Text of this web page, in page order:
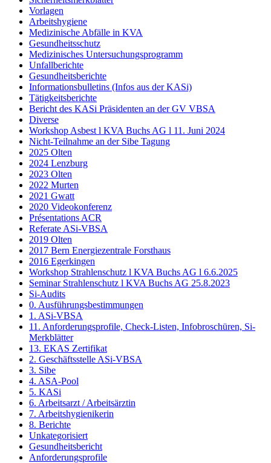
Vorlagen
Arbeitshygiene
Medizinische Abfälle in KVA
Gesundheitsschutz
Medizinisches Untersuchungsprogramm
Unfallberichte
Gesundheitsberichte
Informationsbulletins (Infos aus der KASi)
Tätigkeitsberichte
Bericht des KASi Präsidenten an der GV VBSA
Diverse
Workshop Asbest l KVA Buchs AG l 11. Juni 2024
Nicht-Teilnahme an der Sibe Tagung
2025 Olten
2024 Lenzburg
2023 Olten
2022 Murten
2021 Gwatt
2020 Videokonferenz
Présentations ACR
Referate ASi-VBSA
2019 Olten
2017 Bern Energiezentrale Forsthaus
2016 Egerkingen
Workshop Strahlenschutz l KVA Buchs AG l 6.6.2025
Seminar Strahlenschutz l KVA Buchs AG 25.8.2023
Si-Audits
0. Ausführungsbestimmungen
1. ASi-VBSA
11. Anforderungsprofile, Check-Listen, Infobroschüren, Si-
Merkblätter
13. EKAS Zertifikat
2. Geschäftsstelle ASi-VBSA
3. Sibe
4. ASA-Pool
5. KASi
6. Arbeitsarzt / Arbeitsärztin
7. Arbeitshygienikerin
8. Berichte
Unkategorisiert
Gesundheitsbericht
Anforderungsprofile